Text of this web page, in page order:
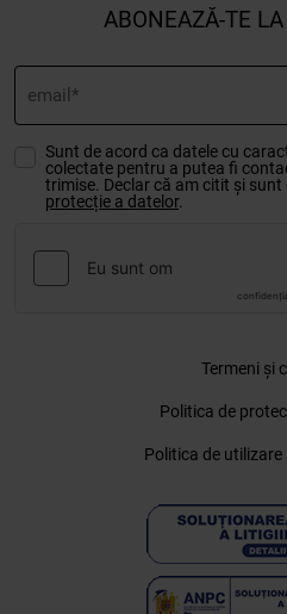
ABONEAZĂ-TE
Sunt de acord ca datele cu
colectate pentru a putea fi
trimise. Declar că am citit și sunt
protecție a datelor.
Termeni și
Politica de
Politica de